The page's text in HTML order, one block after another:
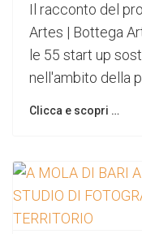
Il racconto del
Artes | Bottega
le 55 start up
nell'ambito della
Clicca e scopri …